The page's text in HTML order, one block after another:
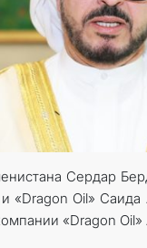
Сердар
и «Dragon Oil»
«Dragon